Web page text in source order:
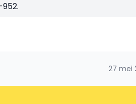
27 mei